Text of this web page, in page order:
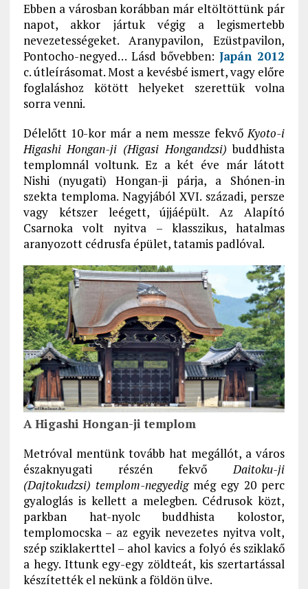
Ebben a városban korábban már eltöltöttünk pár
napot, akkor jártuk végig a legismertebb
nevezetességeket. Aranypavilon, Ezüstpavilon,
Pontocho-negyed… Lásd bővebben:Japán 2012
c. útleírásomat. Most a kevésbé ismert, vagy előre
foglaláshoz kötött helyeket szerettük volna
sorra venni.
Délelőtt 10-kor már a nem messze fekvőKyoto-i
Higashi Hongan-ji (Higasi Hongandzsi)buddhista
templomnál voltunk. Ez a két éve már látott
Nishi (nyugati) Hongan-ji párja, a Shónen-in
szekta temploma. Nagyjából XVI. századi, persze
vagy kétszer leégett, újjáépült. Az Alapító
Csarnoka volt nyitva – klasszikus, hatalmas
aranyozott cédrusfa épület, tatamis padlóval.
A Higashi Hongan-ji templom
Metróval mentünk tovább hat megállót, a város
északnyugati részén fekvőDaitoku-ji
(Dajtokudzsi) templom-negyedigmég egy 20 perc
gyaloglás is kellett a melegben. Cédrusok közt,
parkban hat-nyolc buddhista kolostor,
templomocska – az egyik nevezetes nyitva volt,
szép sziklakerttel – ahol kavics a folyó és sziklakő
a hegy. Ittunk egy-egy zöldteát, kis szertartással
készítették el nekünk a földön ülve.